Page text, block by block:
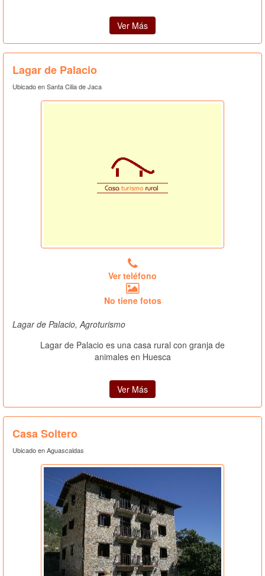
Ver Más
Lagar de Palacio
Ubicado en Santa Cilia de Jaca
Ver teléfono
No tiene fotos
Lagar de Palacio, Agroturismo
Lagar de Palacio es una casa rural con granja de
animales en Huesca
Ver Más
Casa Soltero
Ubicado en Aguascaldas